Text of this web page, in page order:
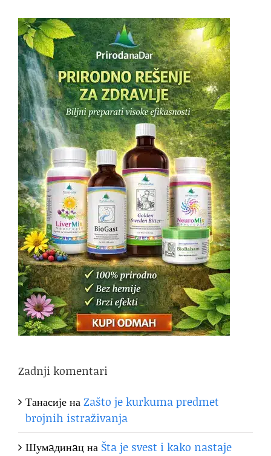
Zadnji komentari
ТанасијенаZašto je kurkuma predmet
brojnih istraživanja
Шумaдинaцна Šta je svest i kako nastaje